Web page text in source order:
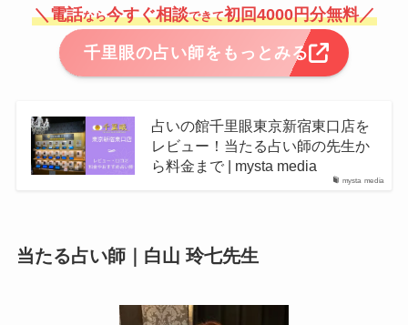
＼電話なら今すぐ相談できて初回4000円分無料／
千里眼の占い師をもっとみる
mysta media
占いの館千里眼東京新宿東口店を
レビュー！当たる占い師の先生か
ら料金まで | mysta media
当たる占い師｜白山 玲七先生